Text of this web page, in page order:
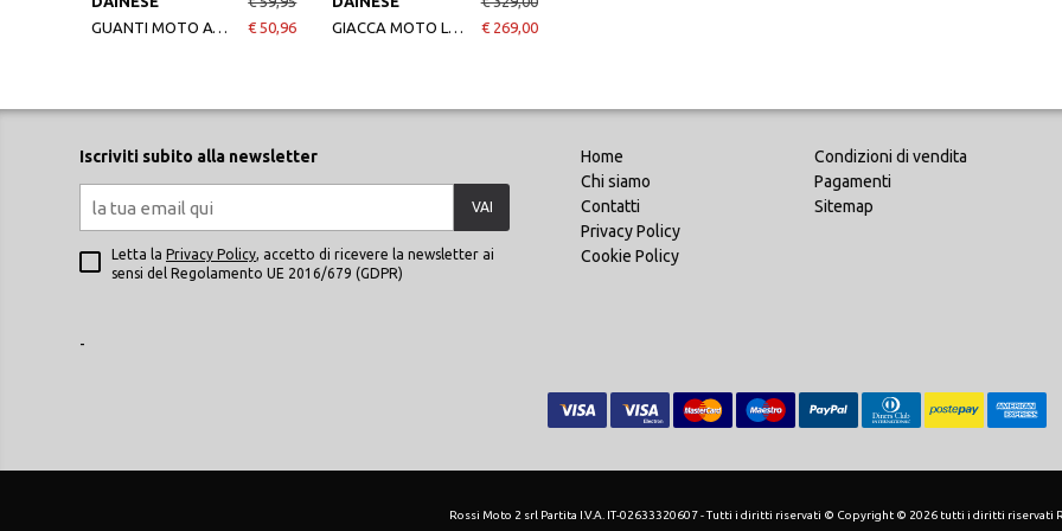
GUANTI MOTO ATHENE TEX GLOVES BLACK-BLACK
€ 50,96
GIACCA MOTO LAGUNA-SECA 3 D-DRY BLACK/LAVA RED/WHITE
€ 269,00
Iscriviti subito alla newsletter
VAI
Letta la Privacy Policy, accetto di ricevere la newsletter ai
sensi del Regolamento UE 2016/679 (GDPR)
Home
Chi siamo
Contatti
Privacy Policy
Cookie Policy
Condizioni di vendita
Pagamenti
Sitemap
-
Rossi Moto 2 srl Partita I.V.A. IT-02633320607 - Tutti i diritti riservati © Copyright © 2026 tutti i diritti riservati